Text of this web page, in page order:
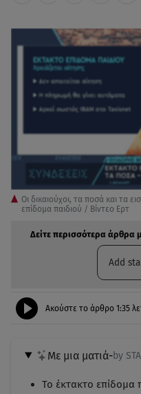
Οι δικαιούχοι, τα ποσά και τα
επίδομα παιδιού / Βίντεο Ερτ
Δείτε περισσότερα άρθρα
Add
Ακούστε το άρθρο 1:35
Με μια ματιά-by
Το έκτακτο επίδομα